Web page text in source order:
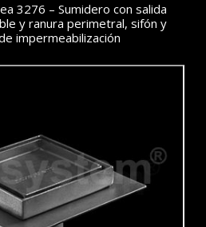
3276 – Sumidero con salida
y ranura perimetral, sifón y
impermeabilización